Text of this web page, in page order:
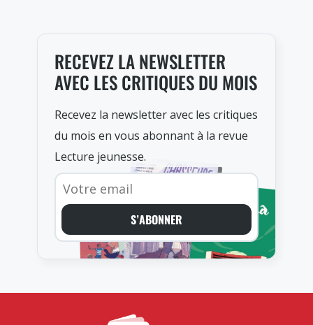
RECEVEZ LA NEWSLETTER
AVEC LES CRITIQUES DU MOIS
Recevez la newsletter avec les critiques
du mois en vous abonnant à la revue
Lecture jeunesse.
S’ABONNER